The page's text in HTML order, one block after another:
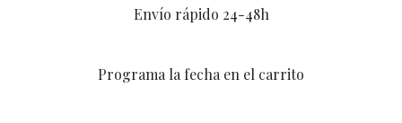
Envío rápido 24-48h
Programa la fecha en el carrito